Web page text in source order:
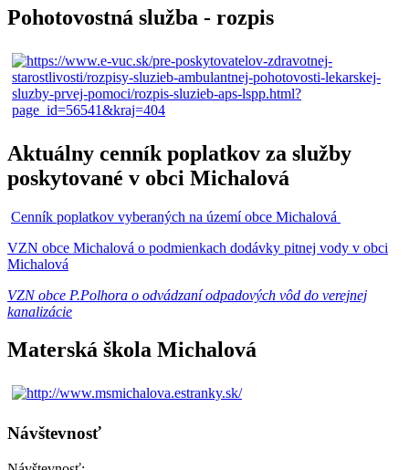
Pohotovostná služba - rozpis
Aktuálny cenník poplatkov za služby
poskytované v obci Michalová
Cenník poplatkov vyberaných na území obce Michalová
VZN obce Michalová o podmienkach dodávky pitnej vody v obci
Michalová
VZN obce P.Polhora o odvádzaní odpadových vôd do verejnej
kanalizácie
Materská škola Michalová
Návštevnosť